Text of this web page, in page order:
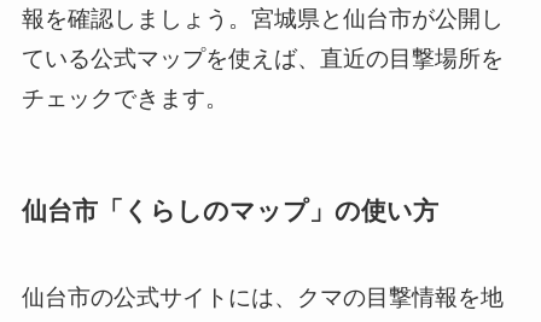
報を確認しましょう。宮城県と仙台市が公開し
ている公式マップを使えば、直近の目撃場所を
チェックできます。
仙台市「くらしのマップ」の使い方
仙台市の公式サイトには、クマの目撃情報を地